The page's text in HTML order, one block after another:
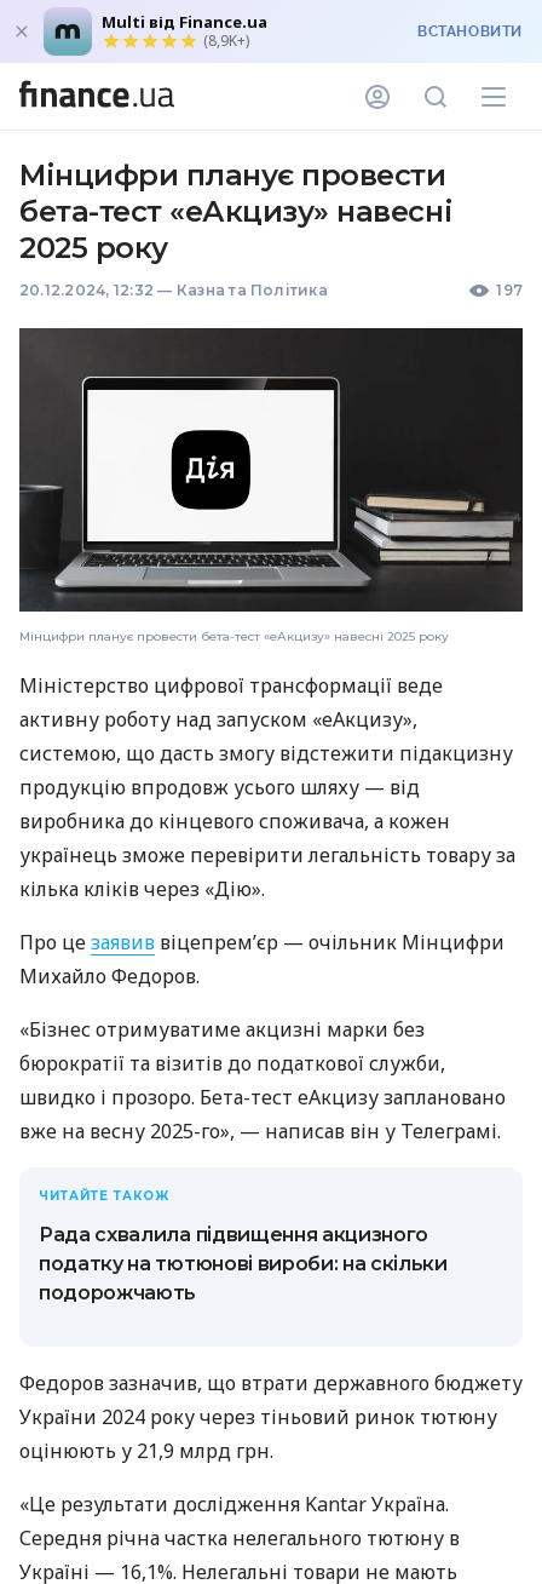
Multi від Finance.ua
(8,9K+) ВСТАНОВИТИ
Мінцифри планує провести
бета-тест «еАкцизу» навесні
2025 року
20.12.2024, 12:32 — Казна та Політика 197
Мінцифри планує провести бета-тест «еАкцизу» навесні 2025 року
Міністерство цифрової трансформації веде
активну роботу над запуском «еАкцизу»,
системою, що дасть змогу відстежити підакцизну
продукцію впродовж усього шляху — від
виробника до кінцевого споживача, а кожен
українець зможе перевірити легальність товару за
кілька кліків через «Дію».
Про цезаявив віцепрем’єр — очільник Мінцифри
Михайло Федоров.
«Бізнес отримуватиме акцизні марки без
бюрократії та візитів до податкової служби,
швидко і прозоро. Бета-тест еАкцизу заплановано
вже на весну 2025-го», — написав він у Телеграмі.
ЧИТАЙТЕ ТАКОЖ
Рада схвалила підвищення акцизного
податку на тютюнові вироби: на скільки
подорожчають
Федоров зазначив, що втрати державного бюджету
України 2024 року через тіньовий ринок тютюну
оцінюють у 21,9 млрд грн.
«Це результати дослідження Kantar Україна.
Середня річна частка нелегального тютюну в
Україні — 16,1%. Нелегальні товари не мають